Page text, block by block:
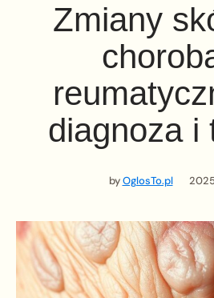
Zmiany
diagnoza i
byOglosTo.pl